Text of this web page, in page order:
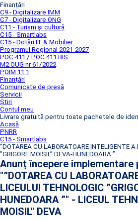
Finanțări
C9 - Digitalizare IMM
C7 - Digitalizare ONG
C11 - Turism și cultură
C15 - Smartlabs
C15 - Dotări IT & Mobilier
Programul Regional 2021-2027
POC 411 / POC 411 BIS
M2 OUG nr 61/2022
POIM 11.1
Finanțări
Comunicate de presă
Servicii
Știri
Contul meu
Livrare gratuită pentru toate pachetele de
Acasă
PNRR
C15 - Smartlabs
”DOTAREA CU LABORATOARE INTELIGENTE A
”GRIGORE MOISIL” DEVA-HUNEDOARA ”
Anunț începere implementare
"”DOTAREA CU
LICEULUI TEHNOLOGIC
HUNEDOARA ”" - LICEUL
MOISIL" DEVA